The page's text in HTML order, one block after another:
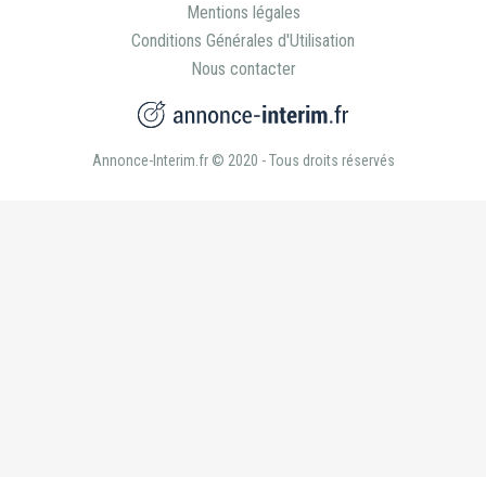
Mentions légales
Conditions Générales d'Utilisation
Nous contacter
Annonce-Interim.fr © 2020 - Tous droits réservés